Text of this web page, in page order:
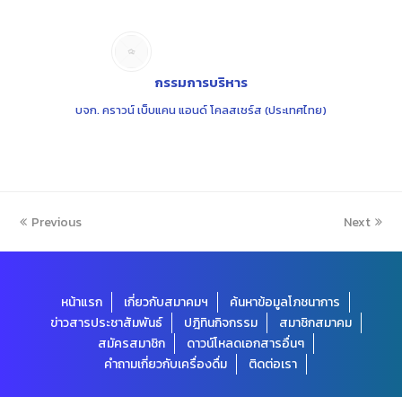
กรรมการบริหาร
บจก. คราวน์ เบ็บแคน แอนด์ โคลสเชร์ส (ประเทศไทย)
Previous Next
หน้าแรก เกี่ยวกับสมาคมฯ
ค้นหาข้อมูลโภชนาการ
ข่าวสารประชาสัมพันธ์
ปฎิทินกิจกรรม
สมาชิกสมาคม
สมัครสมาชิก
ดาวน์โหลดเอกสารอื่นๆ
คำถามเกี่ยวกับเครื่องดื่ม
ติดต่อเรา